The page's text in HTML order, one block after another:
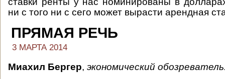
ни с того ни с сего может вырасти арендная
ПРЯМАЯ РЕЧЬ
3 МАРТА 2014
Миахил Бергер, экономический